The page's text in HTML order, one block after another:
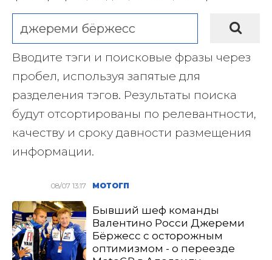
Вводите тэги и поисковые фразы через
пробел, используя запятые для
разделения тэгов. Результаты поиска
будут отсортированы по релевантности,
качеству и сроку давности размещения
информации.
08/07 13:17 МОТОГП
Бывший шеф команды
Валентино Росси Джереми
Бёржесс с осторожным
оптимизмом - о переезде